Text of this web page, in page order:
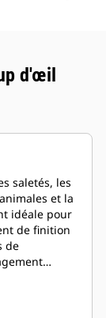
d'œil
saletés, les
et la
idéale pour
de finition
de